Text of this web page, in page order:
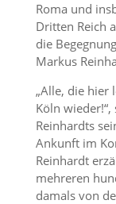
Roma und
Dritten Reich
die
Markus
„Alle, die hier
Köln
Reinhardts
Ankunft im
Reinhardt
mehreren
damals von